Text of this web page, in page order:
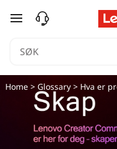
V
ä
gå til hovedinnhold
Home> Glossary> Hva er